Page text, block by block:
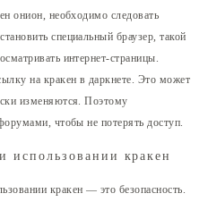
онион, необходимо следовать
специальный браузер, такой
интернет-страницы.
на кракен в даркнете. Это может
изменяются. Поэтому
чтобы не потерять доступ.
использовании кракен
кракен — это безопасность.